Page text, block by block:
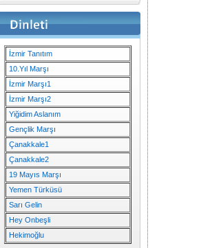
İzmir Tanıtım
10.Yıl Marşı
İzmir Marşı1
İzmir Marşı2
Yiğidim Aslanım
Gençlik Marşı
Çanakkale1
Çanakkale2
19 Mayıs Marşı
Yemen Türküsü
Sarı Gelin
Hey Onbeşli
Hekimoğlu